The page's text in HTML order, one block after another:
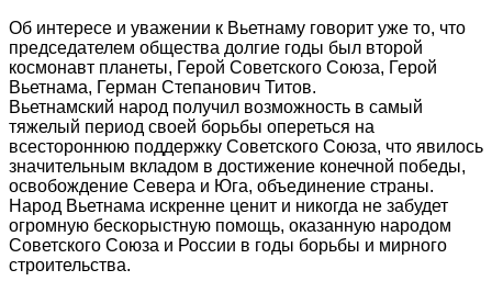
Об интересе и уважении к Вьетнаму говорит уже то, что
председателем общества долгие годы был второй
космонавт планеты, Герой Советского Союза, Герой
Вьетнама, Герман Степанович Титов.
Вьетнамский народ получил возможность в самый
тяжелый период своей борьбы опереться на
всестороннюю поддержку Советского Союза, что явилось
значительным вкладом в достижение конечной победы,
освобождение Севера и Юга, объединение страны.
Народ Вьетнама искренне ценит и никогда не забудет
огромную бескорыстную помощь, оказанную народом
Советского Союза и России в годы борьбы и мирного
строительства.